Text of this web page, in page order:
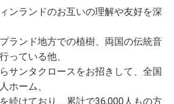
ンランドのお互いの理解や友好を深
ランド地方での植樹、両国の伝統音
っている他、
サンタクロースをお招きして、全国
ホーム、
続けており、累計で36,000人もの方